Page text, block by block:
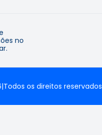
no
|Todos os direitos reservados